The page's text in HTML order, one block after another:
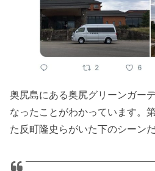
奥尻島にある奥尻グリーンガー
なったことがわかっています。
た反町隆史らがいた下のシーン